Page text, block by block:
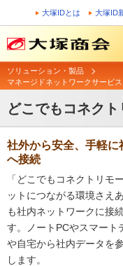
大塚IDとは 大塚ID
ソリューション・製品
マネージドネットワークサービス
どこでもコネクト
社外から安全、手軽に
へ接続
「どこでもコネクトリモ
ットにつながる環境さえ
も社内ネットワークに接
す。ノートPCやスマート
や自宅から社内データを
します。